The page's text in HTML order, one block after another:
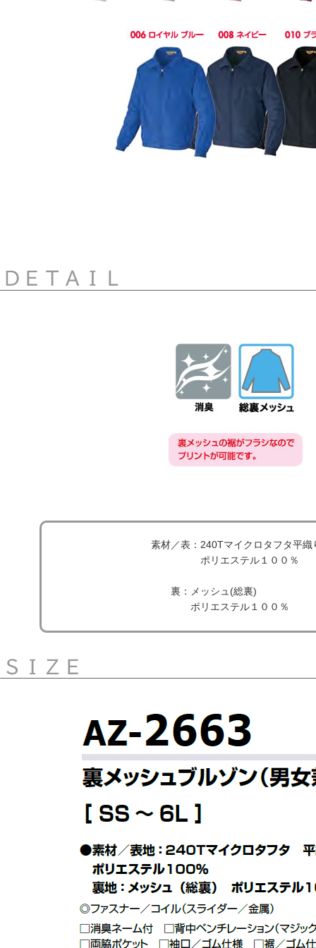
素材／表：240Tマイクロタフタ平織
ポリエステル１００％
裏：メッシュ(総裏)
ポリエステル１００％